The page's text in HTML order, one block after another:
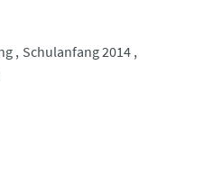
Schulanfang 2014